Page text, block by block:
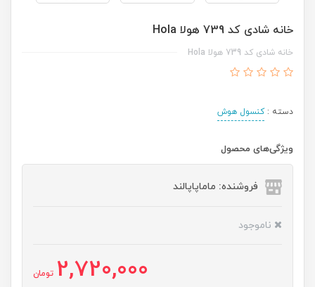
خانه شادی کد 739 هولا Hola
خانه شادی کد 739 هولا Hola
دسته :کنسول هوش
ویژگی‌های محصول
فروشنده: ماماپاپالند
ناموجود
2,720,000 تومان